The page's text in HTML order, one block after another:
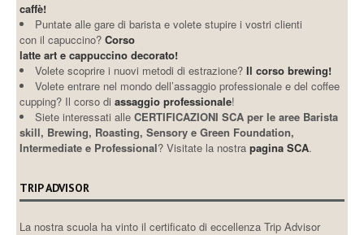
caffè!
Puntate alle gare di barista e volete stupire i vostri clienti
con il capuccino?Corso
latte art e cappuccino decorato!
Volete scoprire i nuovi metodi di estrazione?Il corso brewing!
Volete entrare nel mondo dell’assaggio professionale e del coffee
cupping? Il corso diassaggio professionale!
Siete interessati alleCERTIFICAZIONI SCA per le aree Barista
skill, Brewing, Roasting, Sensory e Green Foundation,
Intermediate e Professional? Visitate la nostrapagina SCA.
TRIP ADVISOR
La nostra scuola ha vinto il certificato di eccellenza Trip Advisor